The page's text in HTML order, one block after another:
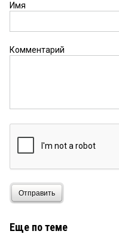
Анастасия 30
с космами и
если мягко
Имя
Комментарий
Отправить
Еще по теме